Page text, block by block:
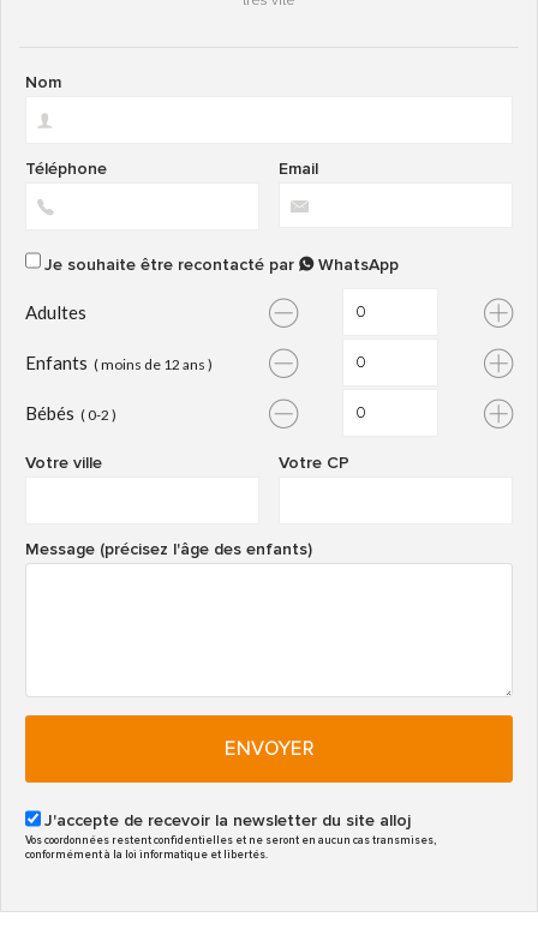
Nom
Email
Téléphone
Je souhaite être recontacté par WhatsApp
Adultes
Enfants ( moins de 12 ans )
Bébés ( 0-2 )
Votre CP
Votre ville
Message (précisez l'âge des enfants)
ENVOYER
J'accepte de recevoir la newsletter du site alloj
Vos coordonnées restent confidentielles et ne seront en aucun cas transmises,
conformément à la loi informatique et libertés.